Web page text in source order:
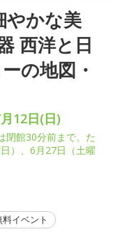
やかな美
西洋と日
の地図・
12日(日)
閉館30分前まで。た
）、6月27日（土曜
料イベント